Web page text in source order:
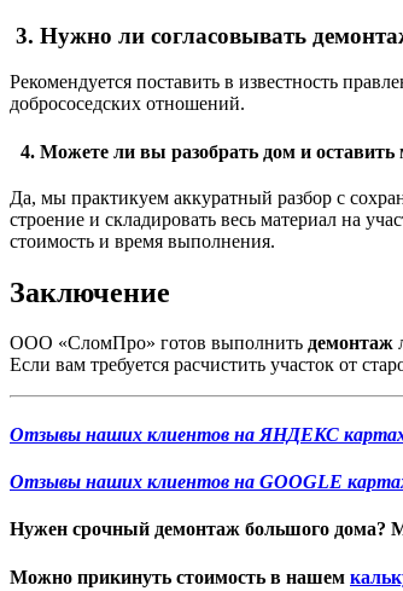
3. Нужно ли согласовывать
Рекомендуется поставить в известность
добрососедских отношений.
4. Можете ли вы разобрать дом и оставить
Да, мы практикуем аккуратный разбор с
строение и складировать весь материал на
стоимость и время выполнения.
Заключение
ООО «СломПро» готов выполнить демонтаж
Если вам требуется расчистить участок от
Отзывы наших клиентов на ЯНДЕКС
Отзывы наших клиентов на GOOGLE
Нужен срочный демонтаж большого дома?
Можно прикинуть стоимость в нашем